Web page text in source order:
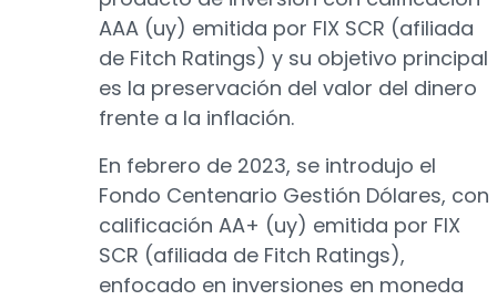
AAA (uy) emitida por FIX SCR (afiliada
de Fitch Ratings) y su objetivo principal
es la preservación del valor del dinero
frente a la inflación.
En febrero de 2023, se introdujo el
Fondo Centenario Gestión Dólares, con
calificación AA+ (uy) emitida por FIX
SCR (afiliada de Fitch Ratings),
enfocado en inversiones en moneda